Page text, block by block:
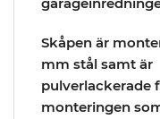
Skåpen är
mm stål samt är
pulverlackerade
monteringen